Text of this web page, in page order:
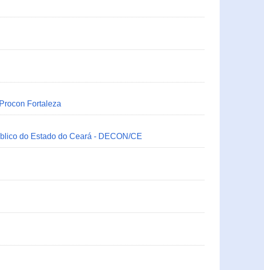
Fortaleza
do Estado do Ceará - DECON/CE